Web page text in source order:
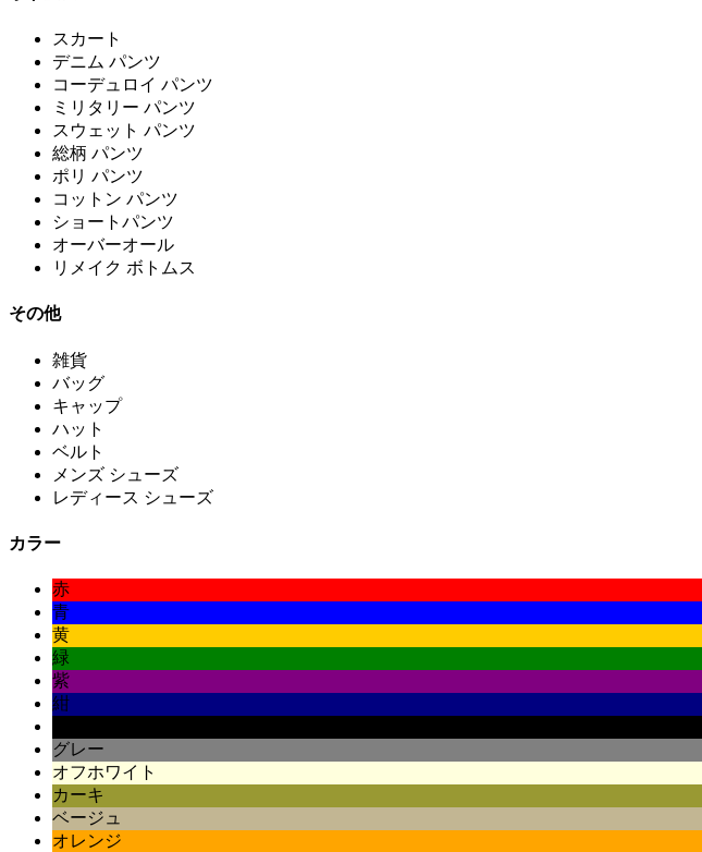
スカート
デニム パンツ
コーデュロイ パンツ
ミリタリー パンツ
スウェット パンツ
総柄 パンツ
ポリ パンツ
コットン パンツ
ショートパンツ
オーバーオール
リメイク ボトムス
その他
雑貨
バッグ
キャップ
ハット
ベルト
メンズ シューズ
レディース シューズ
カラー
赤
青
黄
緑
紫
紺
グレー
オフホワイト
カーキ
ベージュ
オレンジ